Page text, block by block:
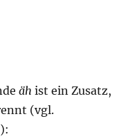
äh ist ein Zusatz,
(vgl.
):